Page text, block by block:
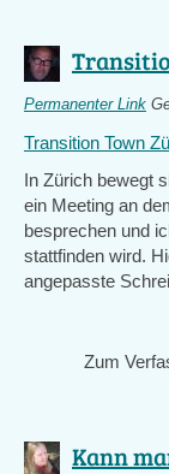
Permanenter Link
Transition Town
In Zürich bewegt
ein Meeting an
besprechen und
stattfinden wird.
angepasste
Zum
Kann